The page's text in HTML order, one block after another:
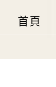
首頁